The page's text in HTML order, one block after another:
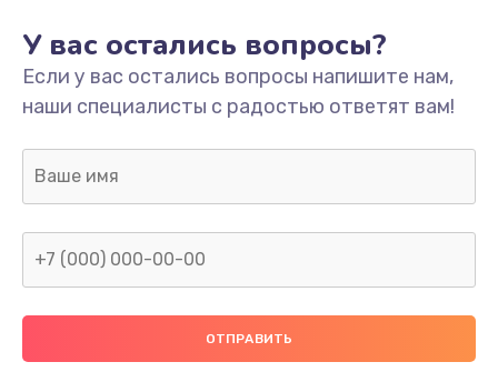
У вас остались вопросы?
Если у вас остались вопросы напишите нам,
наши специалисты с радостью ответят вам!